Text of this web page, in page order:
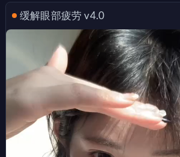
缓解眼部疲劳 v4.0